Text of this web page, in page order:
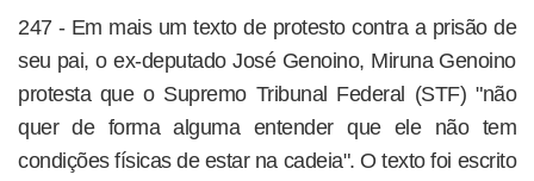
247 - Em mais um texto de protesto contra a prisão de
seu pai, o ex-deputado José Genoino, Miruna Genoino
protesta que o Supremo Tribunal Federal (STF) "não
quer de forma alguma entender que ele não tem
condições físicas de estar na cadeia". O texto foi escrito